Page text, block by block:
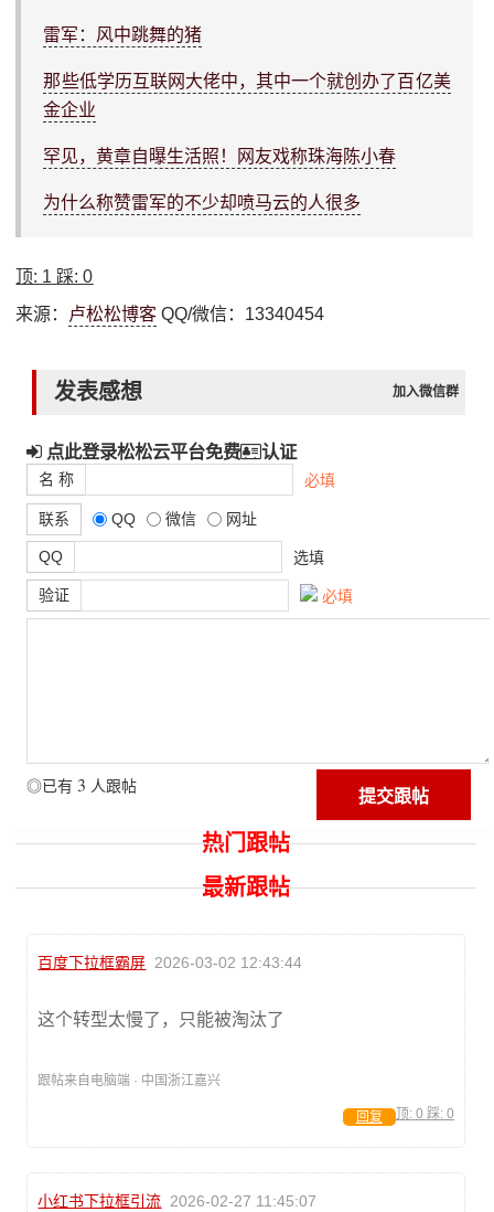
雷军：风中跳舞的猪
那些低学历互联网大佬中，其中一个就创办了百亿美
金企业
罕见，黄章自曝生活照！网友戏称珠海陈小春
为什么称赞雷军的不少却喷马云的人很多
顶: 1 踩:0
来源： 卢松松博客 QQ/微信：13340454
发表感想 加入微信群
点此登录松松云平台免费 认证
名 称 必填
联系 QQ 微信 网址
QQ 选填
验证 必填
◎已有 3 人跟帖
热门跟帖
最新跟帖
百度下拉框霸屏 2026-03-02 12:43:44
这个转型太慢了，只能被淘汰了
跟帖来自电脑端 · 中国浙江嘉兴
顶: 0 踩: 0
回复
小红书下拉框引流 2026-02-27 11:45:07